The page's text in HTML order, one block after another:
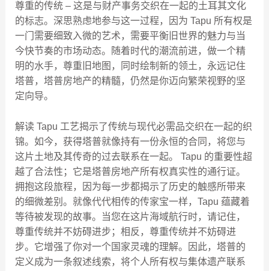
尊重的传统 – 这是与财产事务交织在一起的土耳其文化
的标志。深思熟虑地参与这一过程，因为 Tapu 所有权是
一门需要细致入微的艺术，需要平衡旧世界的魅力与当
今快节奏的市场动态。随着时代的潮流前进，做一个精
明的水手，尊重旧地图，同时绘制新的领土，永远记住
塔普，塔普房地产的精髓，仍然是你迈向繁荣视野的坚
定向导。
解读 Tapu 工艺揭示了传统与现代必需品交织在一起的织
锦。如今，获得塔普就像持有一份永恒的合同，将您与
这片土地及其传奇的过去联系在一起。 Tapu 的重要性超
越了合法性；它是塔普房地产所有权真实性的通行证。
拥抱这段旅程，因为每一步都揭示了历史的触感所带来
的细微差别。就像代代相传的传家宝一样，Tapu 蕴藏着
等待被发现的故事。当您在这片海域航行时，请记住，
尊重传统并不妨碍进步；相反，尊重传统并不妨碍进
步。它增强了你对一个国家灵魂的理解。因此，塔普的
定义成为一条叙述线索，将个人所有权与集体遗产联系